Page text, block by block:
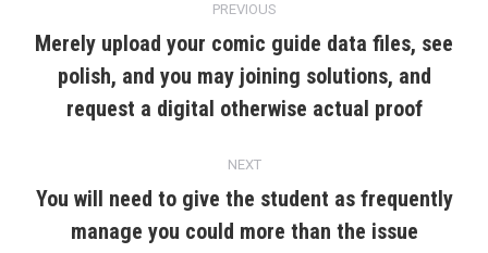
navigation
PREVIOUS
Previous
post:
Merely upload your comic guide data files, see
polish, and you may joining solutions, and
request a digital otherwise actual proof
NEXT
Next
post:
You will need to give the student as frequently
manage you could more than the issue